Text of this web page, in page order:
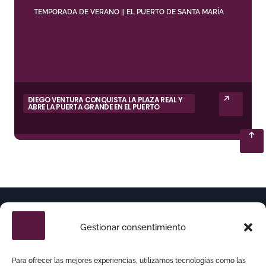
Gestionar consentimiento
Para ofrecer las mejores experiencias, utilizamos tecnologías como las
TEMPORADA DE VERANO || EL PUERTO DE SANTA MARÍA
DIEGO VENTURA CONQUISTA LA PLAZA REAL Y
ABRE LA PUERTA GRANDE EN EL PUERTO